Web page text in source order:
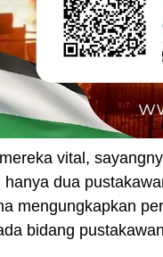
vital,
hanya dua
mengungkapkan
bidang